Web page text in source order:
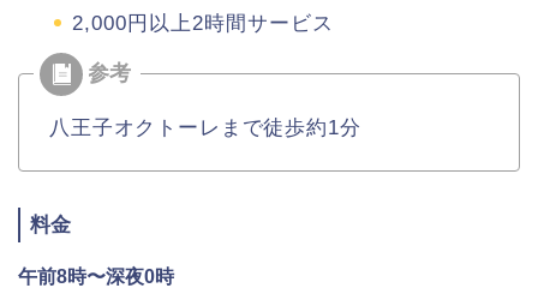
2,000円以上2時間サービス
八王子オクトーレまで徒歩約1分
料金
午前8時〜深夜0時